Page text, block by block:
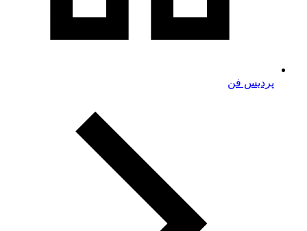
پردیس فن